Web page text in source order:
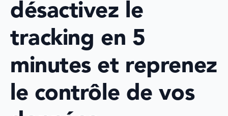
désactivez le
tracking en 5
minutes et reprenez
le contrôle de vos